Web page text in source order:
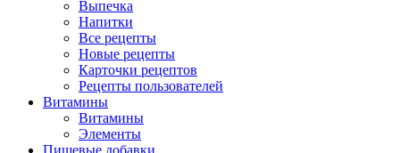
Выпечка
Напитки
Все рецепты
Новые рецепты
Карточки рецептов
Рецепты пользователей
Витамины
Витамины
Элементы